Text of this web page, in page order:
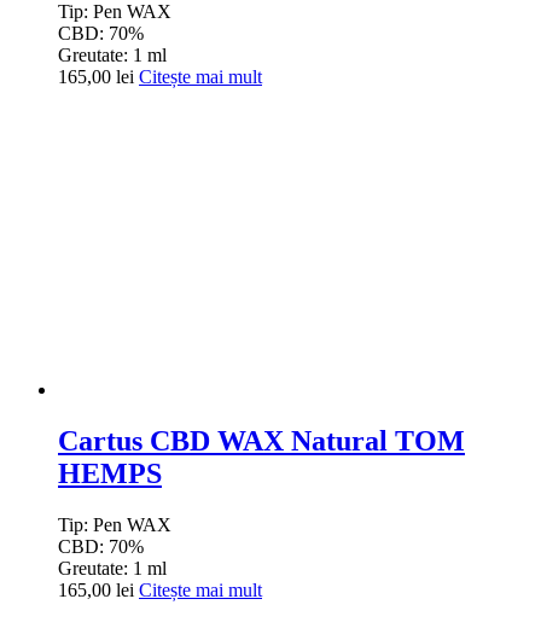
Tip: Pen WAX
CBD: 70%
Greutate: 1 ml
165,00 lei Citește mai mult
Cartus CBD WAX Natural TOM
HEMPS
Tip: Pen WAX
CBD: 70%
Greutate: 1 ml
165,00 lei Citește mai mult